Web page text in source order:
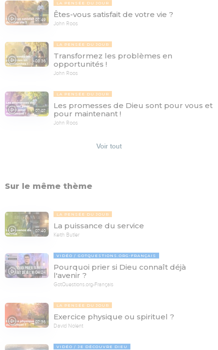
07:49
LA PENSÉE DU JOUR
Êtes-vous satisfait de votre vie ?
John Roos
08:36
LA PENSÉE DU JOUR
Transformez les problèmes en
opportunités !
John Roos
07:07
LA PENSÉE DU JOUR
Les promesses de Dieu sont pour vous et
pour maintenant !
John Roos
Voir tout
Sur le même thème
07:40
LA PENSÉE DU JOUR
La puissance du service
Keith Butler
04:24
VIDÉO GOTQUESTIONS.ORG-FRANÇAIS
Pourquoi prier si Dieu connaît déjà
l'avenir ?
GotQuestions.org-Français
07:36
LA PENSÉE DU JOUR
Exercice physique ou spirituel ?
David Nolent
VIDÉO JE DÉCOUVRE DIEU